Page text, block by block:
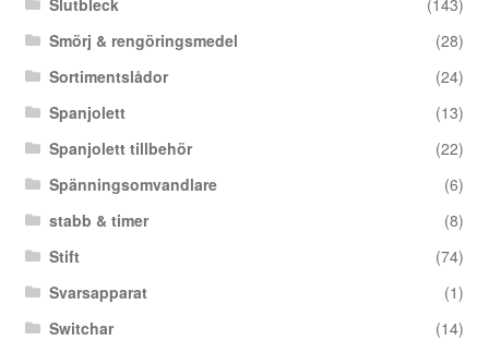
Smörj & rengöringsmedel
(28)
Sortimentslådor
(24)
Spanjolett
(13)
Spanjolett tillbehör
(22)
Spänningsomvandlare
(6)
stabb & timer
(8)
Stift
(74)
Svarsapparat
(1)
Switchar
(14)